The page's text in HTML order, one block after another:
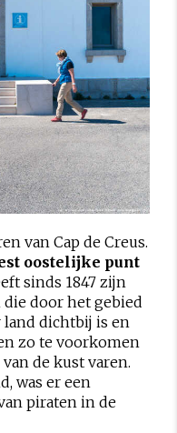
van Cap de Creus.
oostelijke punt
sinds 1847 zijn
door het gebied
land dichtbij is en
zo te voorkomen
de kust varen.
was er een
piraten in de